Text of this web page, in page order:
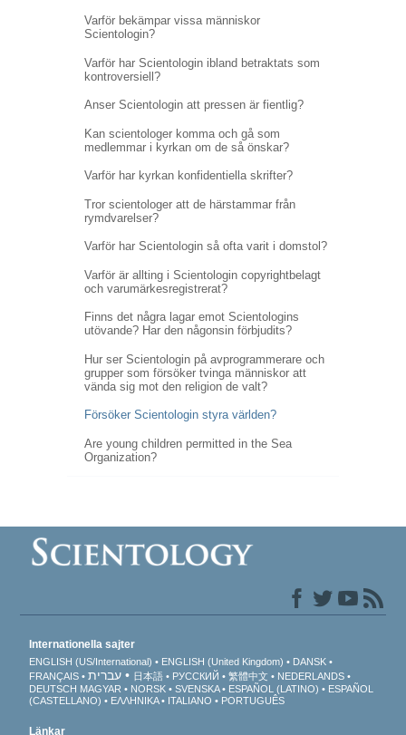
Varför bekämpar vissa människor
Scientologin?
Varför har Scientologin ibland betraktats som
kontroversiell?
Anser Scientologin att pressen är fientlig?
Kan scientologer komma och gå som
medlemmar i kyrkan om de så önskar?
Varför har kyrkan konfidentiella skrifter?
Tror scientologer att de härstammar från
rymdvarelser?
Varför har Scientologin så ofta varit i domstol?
Varför är allting i Scientologin copyrightbelagt
och varumärkesregistrerat?
Finns det några lagar emot Scientologins
utövande? Har den någonsin förbjudits?
Hur ser Scientologin på avprogrammerare och
grupper som försöker tvinga människor att
vända sig mot den religion de valt?
Försöker Scientologin styra världen?
Are young children permitted in the Sea
Organization?
Internationella sajter
ENGLISH (US/International) ENGLISH (United Kingdom)
DANSK
FRANÇAIS
עברית 日本語 РУССКИЙ 繁體中文
NEDERLANDS
DEUTSCH MAGYAR NORSK SVENSKA ESPAÑOL (LATINO)
ESPAÑOL
(CASTELLANO)
ΕΛΛΗΝΙΚA ITALIANO PORTUGUÊS
Länkar